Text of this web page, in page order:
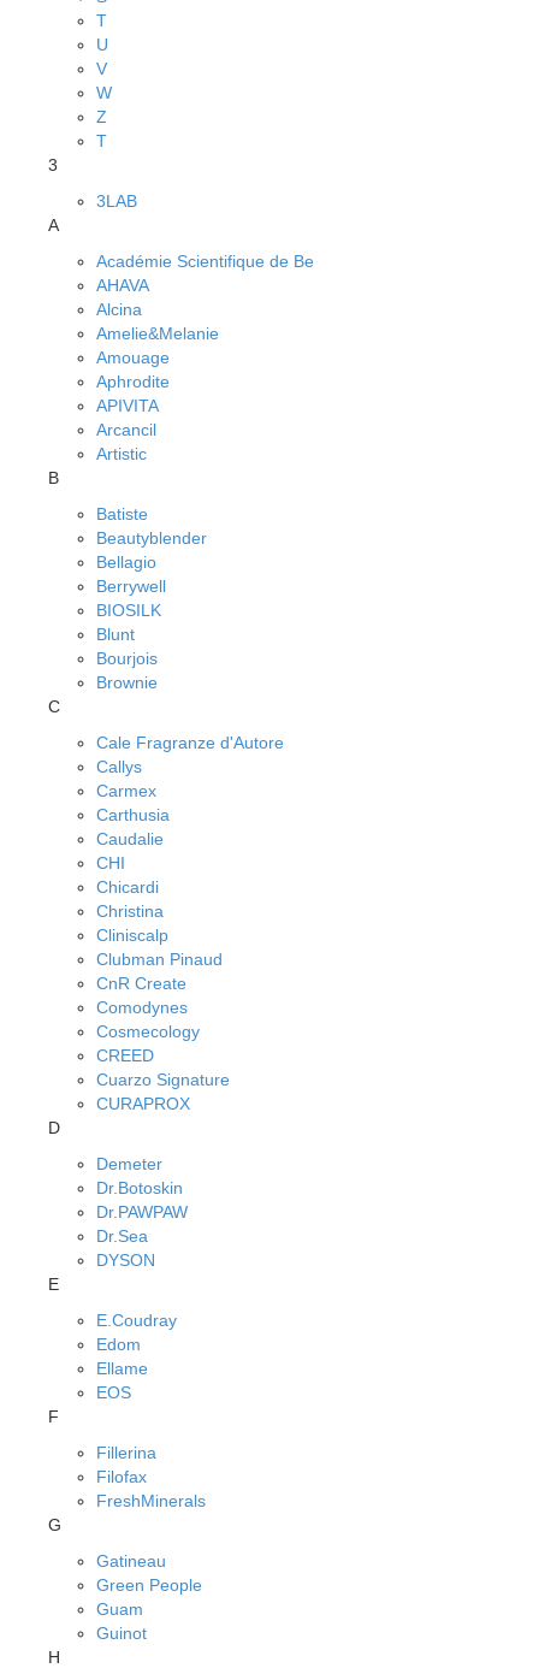
T
U
V
W
Z
Т
3
3LAB
A
Académie Scientifique de Be
AHAVA
Alcina
Amelie&Melanie
Amouage
Aphrodite
APIVITA
Arcancil
Artistic
B
Batiste
Beautyblender
Bellagio
Berrywell
BIOSILK
Blunt
Bourjois
Brownie
C
Cale Fragranze d'Autore
Callys
Carmex
Carthusia
Caudalie
CHI
Chicardi
Christina
Cliniscalp
Clubman Pinaud
CnR Create
Comodynes
Cosmecology
CREED
Cuarzo Signature
CURAPROX
D
Demeter
Dr.Botoskin
Dr.PAWPAW
Dr.Sea
DYSON
E
E.Coudray
Edom
Ellame
EOS
F
Fillerina
Filofax
FreshMinerals
G
Gatineau
Green People
Guam
Guinot
H